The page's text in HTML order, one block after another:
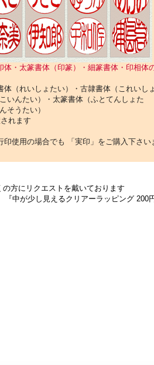
・太篆書体（印篆）・細篆書体・印相体
（れいしょたい）・古隷書体（これいしょ
いんたい）・太篆書体（ふとてんしょた
そうたい）
れます
使用の場合でも 「実印」をご購入下さい
方にリクエストを戴いております
『中が少し見えるクリアーラッピング